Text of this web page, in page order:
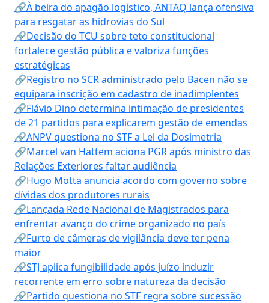
🔗À beira do apagão logístico, ANTAQ lança ofensiva
para resgatar as hidrovias do Sul
🔗Decisão do TCU sobre teto constitucional
fortalece gestão pública e valoriza funções
estratégicas
🔗Registro no SCR administrado pelo Bacen não se
equipara inscrição em cadastro de inadimplentes
🔗Flávio Dino determina intimação de presidentes
de 21 partidos para explicarem gestão de emendas
🔗ANPV questiona no STF a Lei da Dosimetria
🔗Marcel van Hattem aciona PGR após ministro das
Relações Exteriores faltar audiência
🔗Hugo Motta anuncia acordo com governo sobre
dívidas dos produtores rurais
🔗Lançada Rede Nacional de Magistrados para
enfrentar avanço do crime organizado no país
🔗Furto de câmeras de vigilância deve ter pena
maior
🔗STJ aplica fungibilidade após juízo induzir
recorrente em erro sobre natureza da decisão
🔗Partido questiona no STF regra sobre sucessão